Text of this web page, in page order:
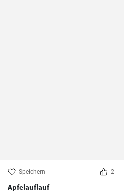
Speichern 2
Apfelauflauf